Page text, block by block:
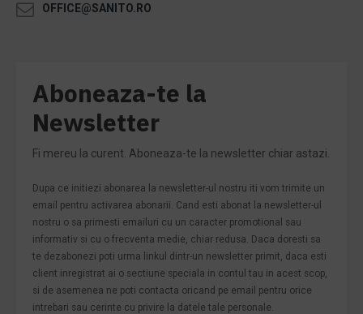
OFFICE@SANITO.RO
Aboneaza-te la
Newsletter
Fi mereu la curent. Aboneaza-te la newsletter chiar astazi.
Dupa ce initiezi abonarea la newsletter-ul nostru iti vom trimite un
email pentru activarea abonarii. Cand esti abonat la newsletter-ul
nostru o sa primesti emailuri cu un caracter promotional sau
informativ si cu o frecventa medie, chiar redusa. Daca doresti sa
te dezabonezi poti urma linkul dintr-un newsletter primit, daca esti
client inregistrat ai o sectiune speciala in contul tau in acest scop,
si de asemenea ne poti contacta oricand pe email pentru orice
intrebari sau cerinte cu privire la datele tale personale.